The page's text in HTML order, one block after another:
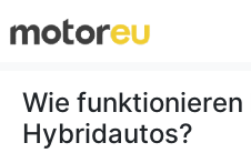
Wie
Hybridautos?